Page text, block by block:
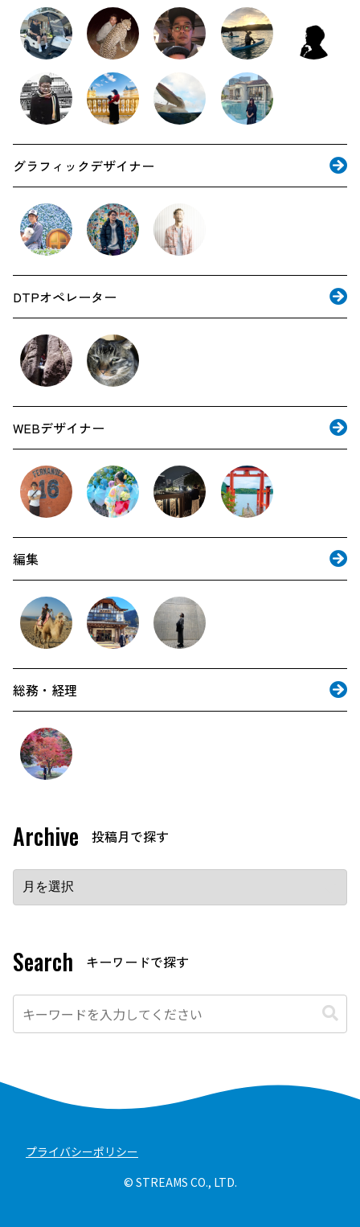
グラフィックデザイナー
DTPオペレーター
WEBデザイナー
編集
総務・経理
Archive
Search
プライバシーポリシー
© STREAMS CO., LTD.